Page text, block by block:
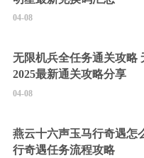
04-08
无限机兵全任务通关攻略
2025最新通关攻略分享
04-08
燕云十六声玉马行奇遇怎
行奇遇任务流程攻略